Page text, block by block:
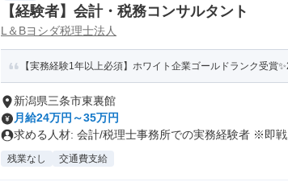
【経験者】会計・税務コンサルタント
L＆Bヨシダ税理士法人
【実務経験1年以上必須】ホワイト企業ゴールドランク受賞
新潟県三条市東裏館
月給24万円～35万円
求める人材: 会計/税理士事務所での実務経験者 ※即戦
残業なし 交通費支給